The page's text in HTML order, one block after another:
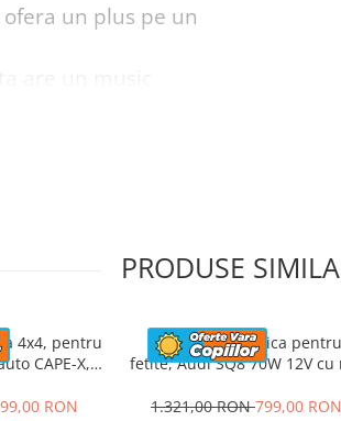
un plus pe un
microSD
nu este doar
copilului
ce ies in cale ,
sa fie atent in mai
creativitatea
PRODUSE
4x4, pentru
CAPE-X,
RON
Masinuta electrica pentru
fetite, Audi SQ8 70W 12V cu
telecomanda, roz
1.321,00 RON799,00 RON